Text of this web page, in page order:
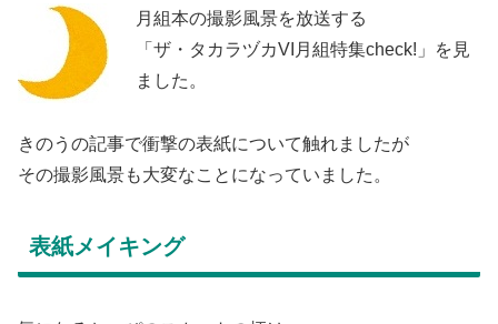
月組本の撮影風景を放送する
「ザ・タカラヅカVI月組特集check!」を見
ました。
きのうの記事で衝撃の表紙について触れましたが
その撮影風景も大変なことになっていました。
表紙メイキング